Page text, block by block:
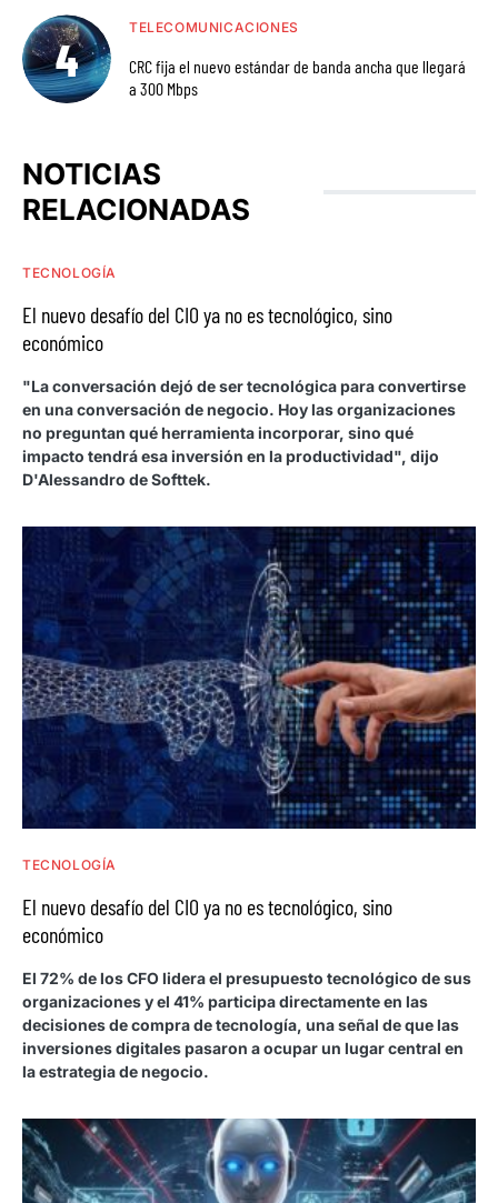
TELECOMUNICACIONES
CRC fija el nuevo estándar de banda ancha que llegará
a 300 Mbps
NOTICIAS
RELACIONADAS
TECNOLOGÍA
El nuevo desafío del CIO ya no es tecnológico, sino
económico
"La conversación dejó de ser tecnológica para convertirse
en una conversación de negocio. Hoy las organizaciones
no preguntan qué herramienta incorporar, sino qué
impacto tendrá esa inversión en la productividad", dijo
D'Alessandro de Softtek.
TECNOLOGÍA
El nuevo desafío del CIO ya no es tecnológico, sino
económico
El 72% de los CFO lidera el presupuesto tecnológico de sus
organizaciones y el 41% participa directamente en las
decisiones de compra de tecnología, una señal de que las
inversiones digitales pasaron a ocupar un lugar central en
la estrategia de negocio.